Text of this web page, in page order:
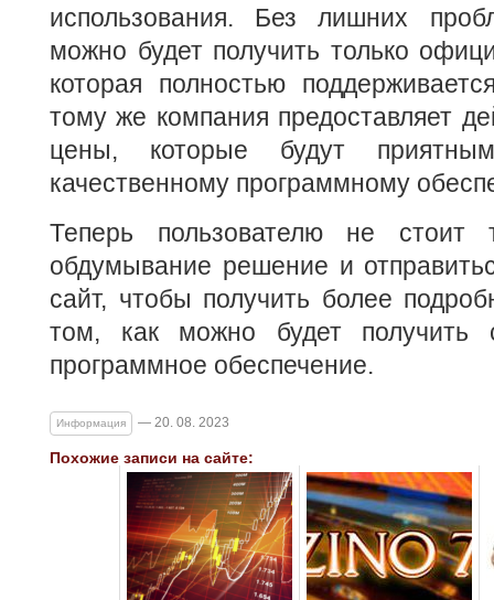
использования. Без лишних
можно будет получить только
которая полностью
тому же компания предоставляет
цены, которые будут
качественному программному
Теперь пользователю не стоит
обдумывание решение и
сайт, чтобы получить более
том, как можно будет получить
программное обеспечение.
Информация — 20. 08. 2023
Похожие записи на сайте: